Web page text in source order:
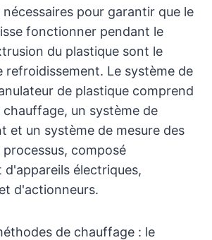
pour garantir que le
fonctionner pendant le
du plastique sont le
refroidissement. Le système de
de plastique comprend
chauffage, un système de
et un système de mesure des
composé
d'appareils électriques,
d'actionneurs.
de chauffage : le